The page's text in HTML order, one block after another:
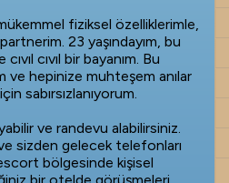
fiziksel özelliklerimle,
23 yaşındayım, bu
cıvıl bir bayanım. Bu
ve hepinize muhteşem anılar
sabırsızlanıyorum.
ve randevu alabilirsiniz.
sizden gelecek telefonları
bölgesinde kişisel
bir otelde görüşmeleri